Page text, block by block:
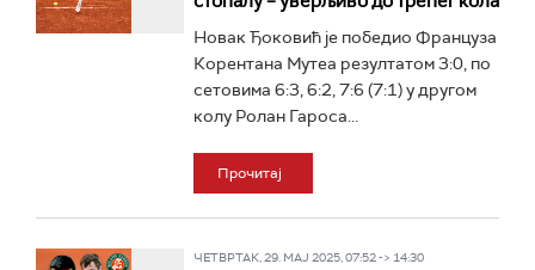
Новак Ђоковић је победио Француза
Корентана Мутеа резултатом 3:0, по
сетовима 6:3, 6:2, 7:6 (7:1) у другом
колу Ролан Гароса...
Прочитај
ЧЕТВРТАК, 29. МАЈ 2025, 07:52 -> 14:30